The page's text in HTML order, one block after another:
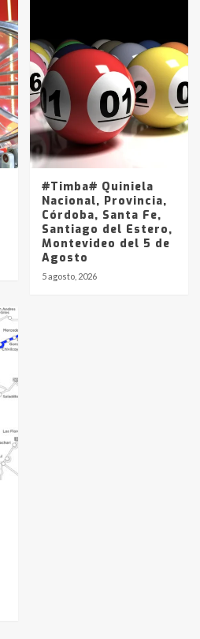
#Timba# Quiniela
Nacional, Provincia,
Córdoba, Santa Fe,
Santiago del Estero,
Montevideo del 5 de
Agosto
5 agosto, 2026